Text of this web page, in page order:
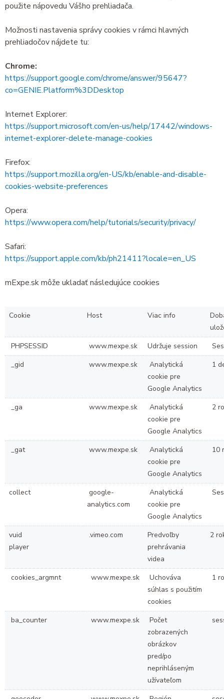
použite nápovedu Vášho prehliadača.
Možnosti nastavenia správy cookies v rámci hlavných
prehliadočov nájdete tu:
Chrome:
https://support.google.com/chrome/answer/95647?
co=GENIE.Platform%3DDesktop
Internet Explorer:
https://support.microsoft.com/en-us/help/17442/windows-
internet-explorer-delete-manage-cookies
Firefox:
https://support.mozilla.org/en-US/kb/enable-and-disable-
cookies-website-preferences
Opera:
https://www.opera.com/help/tutorials/security/privacy/
Safari:
https://support.apple.com/kb/ph21411?locale=en_US
mExpe.sk môže ukladať následujúce cookies
Cookie Host Viac info
PHPSESSID
www.mexpe.sk Udržuje session
_gid
www.mexpe.sk
Analytická
cookie pre
Google Analytics
1
_ga www.mexpe.sk
Analytická
cookie pre
Google Analytics
2
_gat www.mexpe.sk
Analytická
cookie pre
Google Analytics
10
collect
google-
analytics.com
Analytická
cookie pre
Google Analytics
vuid
player
.vimeo.com
Predvoľby
prehrávania
videa
2
cookies_argmnt www.mexpe.sk
Uchováva
súhlas s použitím
cookies
1
ba_counter www.mexpe.sk
Počet
zobrazených
obrázkov
pred/po
neprihláseným
užívateľom